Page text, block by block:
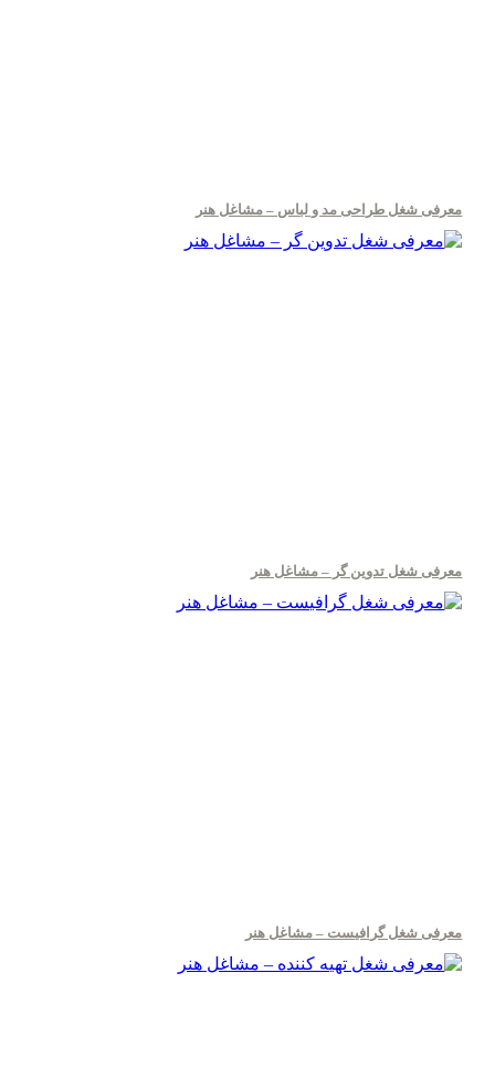
معرفی شغل طراحی مد و لباس – مشاغل هنر
معرفی شغل تدوین گر – مشاغل هنر
معرفی شغل گرافیست – مشاغل هنر